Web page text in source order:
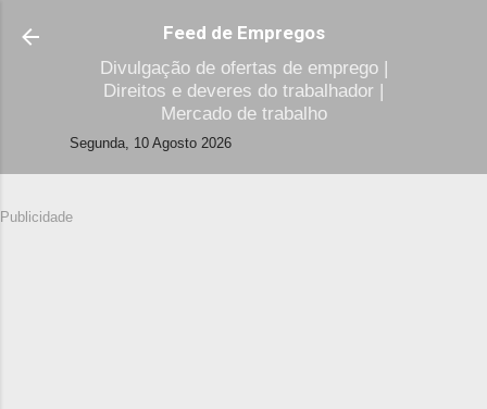
Avançar para o conteúdo principal
Feed de Empregos
Divulgação de ofertas de emprego |
Direitos e deveres do trabalhador |
Mercado de trabalho
Segunda, 10 Agosto 2026
Publicidade